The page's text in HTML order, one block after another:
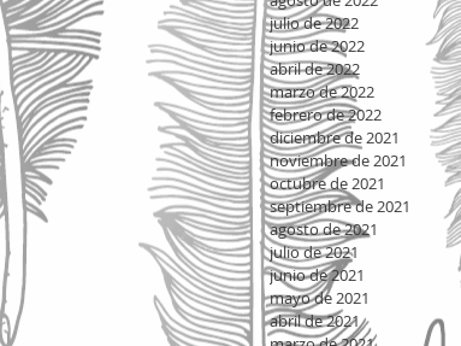
julio de 2022
junio de 2022
abril de 2022
marzo de 2022
febrero de 2022
diciembre de 2021
noviembre de 2021
octubre de 2021
septiembre de 2021
agosto de 2021
julio de 2021
junio de 2021
mayo de 2021
abril de 2021